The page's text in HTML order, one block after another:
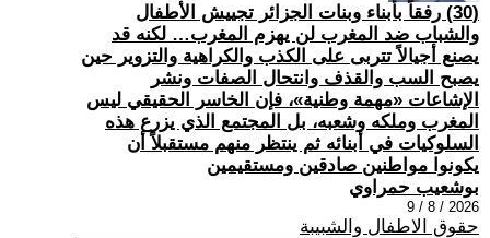
(30) رفقاً بأبناء وبنات الجزائر تجييش الأطفال
والشباب ضد المغرب لن يهزم المغرب… لكنه قد
يصنع أجيالاً تتربى على الكذب والكراهية والتزوير حين
يصبح السب والقذف وانتحال الصفات ونشر
الإشاعات «مهمة وطنية»، فإن الخاسر الحقيقي ليس
المغرب وملكه وشعبه، بل المجتمع الذي يزرع هذه
السلوكيات في أبنائه ثم ينتظر منهم مستقبلاً أن
يكونوا مواطنين صادقين ومستقيمين
بوشعيب حمراوي
2026 / 8 / 9
حقوق الاطفال والشبيبة